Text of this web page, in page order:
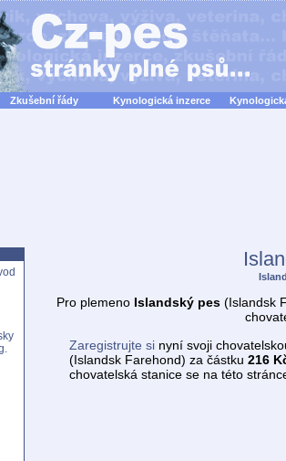
Zkušební řády Kynologická inzerce
Pro plemeno Islandský pes (Islandsk
Zaregistrujte si nyní svoji
(Islandsk Farehond) za částku 216
chovatelská stanice se na této